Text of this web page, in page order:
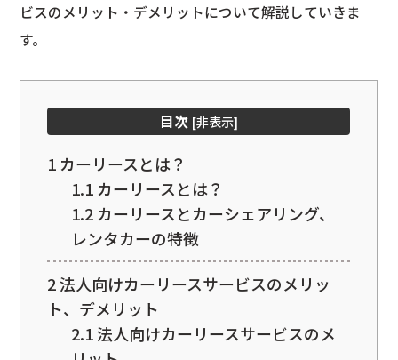
ビスのメリット・デメリットについて解説していきま
す。
目次 [非表示]
1 カーリースとは？
1.1 カーリースとは？
1.2 カーリースとカーシェアリング、
レンタカーの特徴
2法人向けカーリースサービスのメリッ
ト、デメリット
2.1法人向けカーリースサービスのメ